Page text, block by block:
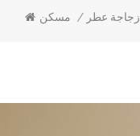
مسكن / زجاجة عطر